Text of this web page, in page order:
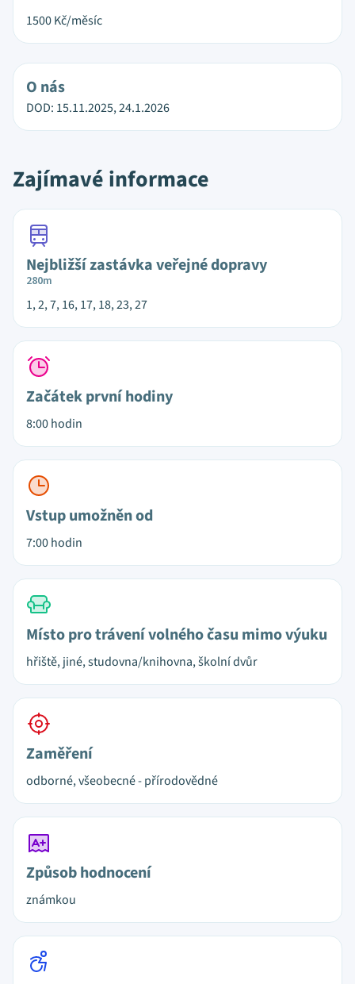
1500Kč/měsíc
O nás
DOD: 15.11.2025, 24.1.2026
Zajímavé informace
Nejbližší zastávka veřejné dopravy
280m
1, 2, 7, 16, 17, 18, 23, 27
Začátek první hodiny
8:00 hodin
Vstup umožněn od
7:00 hodin
Místo pro trávení volného času mimo výuku
hřiště, jiné, studovna/knihovna, školní dvůr
Zaměření
odborné, všeobecné - přírodovědné
Způsob hodnocení
známkou